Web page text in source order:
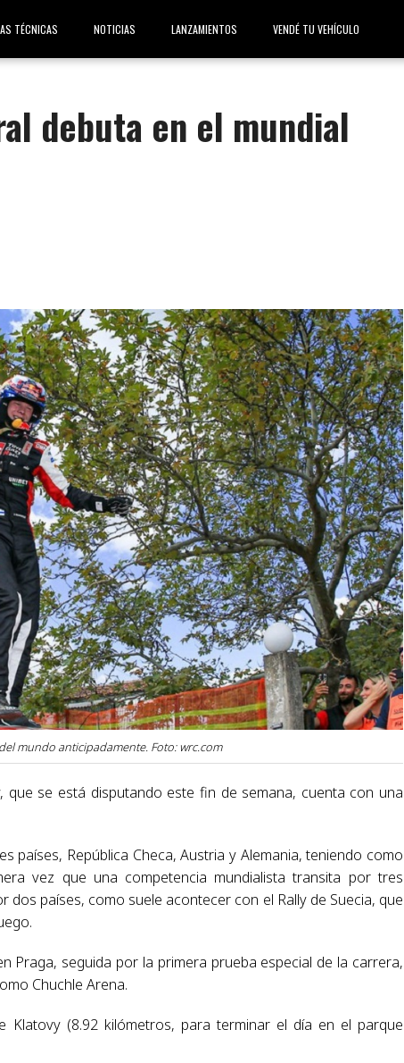
TÉCNICAS NOTICIAS LANZAMIENTOS VENDÉ TU VEHÍCULO
debuta en el mundial
mundo anticipadamente. Foto: wrc.com
que se está disputando este fin de semana, cuenta con una
países, República Checa, Austria y Alemania, teniendo como
vez que una competencia mundialista transita por tres
países, como suele acontecer con el Rally de Suecia, que
Praga, seguida por la primera prueba especial de la carrera,
Chuchle Arena.
(8.92 kilómetros, para terminar el día en el parque